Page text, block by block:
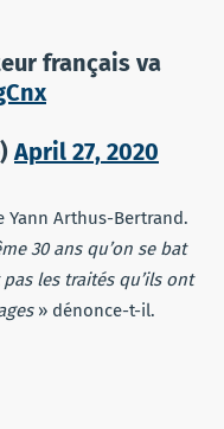
français va
April 27, 2020
Yann Arthus-Bertrand.
30 ans qu’on se bat
les traités qu’ils ont
» dénonce-t-il.